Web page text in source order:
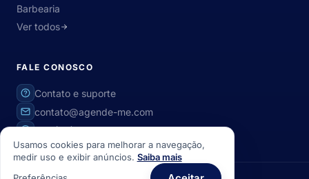
Barbearia
Ver todos
FALE CONOSCO
Contato e suporte
contato@agende-me.com
+55 (34) 99838-4286
Usamos cookies para melhorar a navegação,
medir uso e exibir anúncios. Saiba mais